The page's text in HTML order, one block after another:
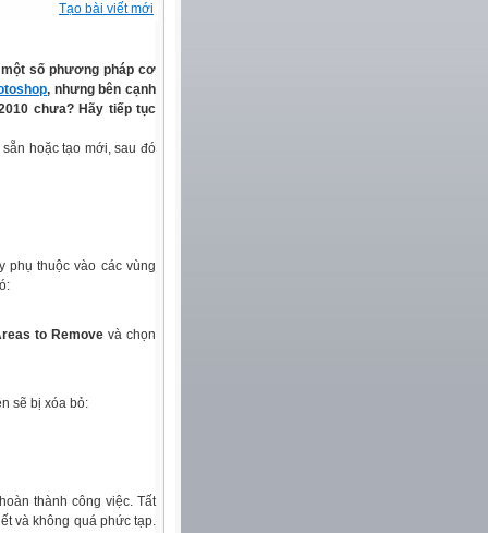
Tạo bài viết mới
số phương pháp cơ
, nhưng bên cạnh
010 chưa? Hãy tiếp tục
hoặc tạo mới, sau đó
phụ thuộc vào các vùng
to Remove và chọn
sẽ bị xóa bỏ:
thành công việc. Tất
và không quá phức tạp.